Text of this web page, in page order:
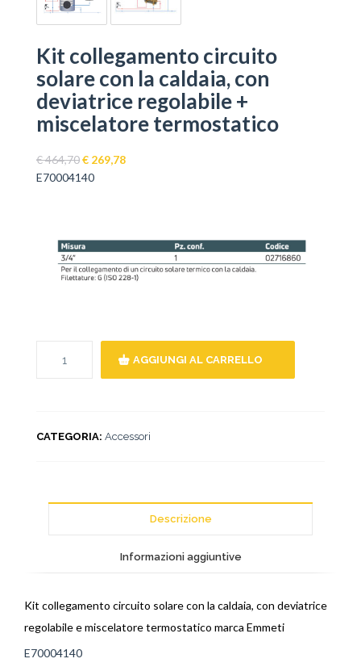
Kit collegamento circuito
solare con la caldaia, con
deviatrice regolabile +
miscelatore termostatico
€464,70Il
prezzo
originale
€ 269,78Il
E70004140
AGGIUNGI AL CARRELLO
CATEGORIA: Accessori
Descrizione
Informazioni aggiuntive
Kit collegamento circuito solare con la caldaia, con deviatrice
regolabile e miscelatore termostatico marca Emmeti
E70004140